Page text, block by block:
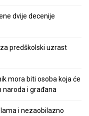
dvije decenije
predškolski uzrast
mora biti osoba koja će
naroda i građana
i nezaobilazno